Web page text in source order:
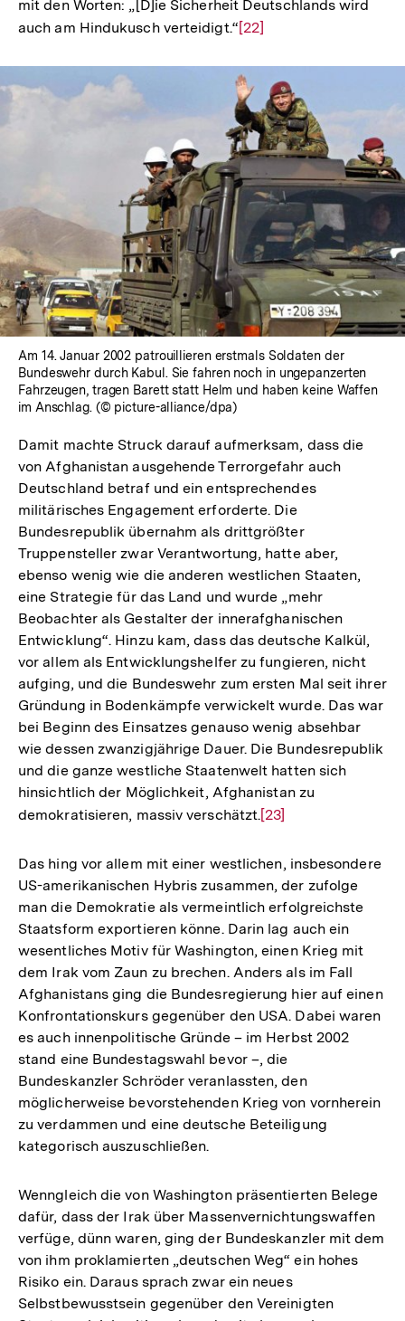
mit den Worten: „[D]ie Sicherheit Deutschlands wird
auch am Hindukusch verteidigt.“Zur
der
Fußnote
[22]
Am 14. Januar 2002 patrouillieren erstmals Soldaten der
Bundeswehr durch Kabul. Sie fahren noch in ungepanzerten
Fahrzeugen, tragen Barett statt Helm und haben keine Waffen
im Anschlag. (© picture-alliance/dpa)
Damit machte Struck darauf aufmerksam, dass die
von Afghanistan ausgehende Terrorgefahr auch
Deutschland betraf und ein entsprechendes
militärisches Engagement erforderte. Die
Bundesrepublik übernahm als drittgrößter
Truppensteller zwar Verantwortung, hatte aber,
ebenso wenig wie die anderen westlichen Staaten,
eine Strategie für das Land und wurde „mehr
Beobachter als Gestalter der innerafghanischen
Entwicklung“. Hinzu kam, dass das deutsche Kalkül,
vor allem als Entwicklungshelfer zu fungieren, nicht
aufging, und die Bundeswehr zum ersten Mal seit ihrer
Gründung in Bodenkämpfe verwickelt wurde. Das war
bei Beginn des Einsatzes genauso wenig absehbar
wie dessen zwanzigjährige Dauer. Die Bundesrepublik
und die ganze westliche Staatenwelt hatten sich
hinsichtlich der Möglichkeit, Afghanistan zu
demokratisieren, massiv verschätzt.Zur
der
Fußnote
[23]
Das hing vor allem mit einer westlichen, insbesondere
US-amerikanischen Hybris zusammen, der zufolge
man die Demokratie als vermeintlich erfolgreichste
Staatsform exportieren könne. Darin lag auch ein
wesentliches Motiv für Washington, einen Krieg mit
dem Irak vom Zaun zu brechen. Anders als im Fall
Afghanistans ging die Bundesregierung hier auf einen
Konfrontationskurs gegenüber den USA. Dabei waren
es auch innenpolitische Gründe – im Herbst 2002
stand eine Bundestagswahl bevor –, die
Bundeskanzler Schröder veranlassten, den
möglicherweise bevorstehenden Krieg von vornherein
zu verdammen und eine deutsche Beteiligung
kategorisch auszuschließen.
Wenngleich die von Washington präsentierten Belege
dafür, dass der Irak über Massenvernichtungswaffen
verfüge, dünn waren, ging der Bundeskanzler mit dem
von ihm proklamierten „deutschen Weg“ ein hohes
Risiko ein. Daraus sprach zwar ein neues
Selbstbewusstsein gegenüber den Vereinigten